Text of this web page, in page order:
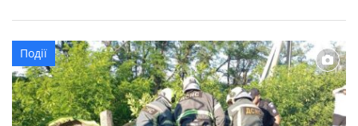
не стежив за дорожньою обстановкою, не вибрав
безпечної швидкості руху, не дотримався безпечної
дистанції та здійснив зіткнення з вантажним
транспортним засобом MAN з напівпричепом, […]
Події